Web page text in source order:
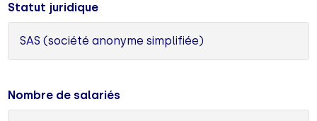
Statut juridique
SAS (société anonyme simplifiée)
Nombre de salariés